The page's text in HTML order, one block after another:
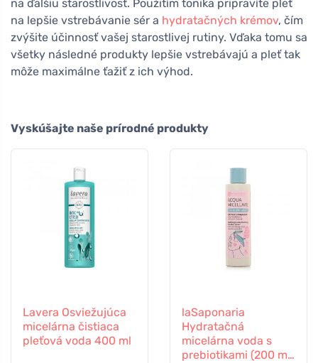
na ďalšiu starostlivosť. Použitím tonika pripravíte pleť
na lepšie vstrebávanie sér a hydratačných krémov, čím
zvýšite účinnosť vašej starostlivej rutiny. Vďaka tomu sa
všetky následné produkty lepšie vstrebávajú a pleť tak
môže maximálne ťažiť z ich výhod.
Vyskúšajte naše prírodné produkty
Lavera Osviežujúca
micelárna čistiaca
pleťová voda 400 ml
laSaponaria
Hydratačná
micelárna voda s
prebiotikami (200 ml)